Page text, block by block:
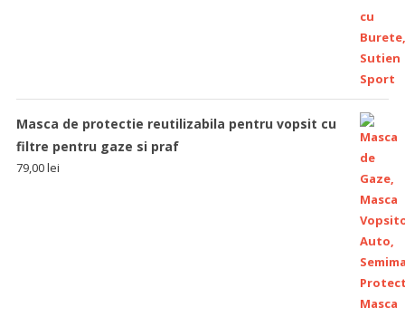
Masca de protectie reutilizabila pentru vopsit cu
filtre pentru gaze si praf
79,00lei